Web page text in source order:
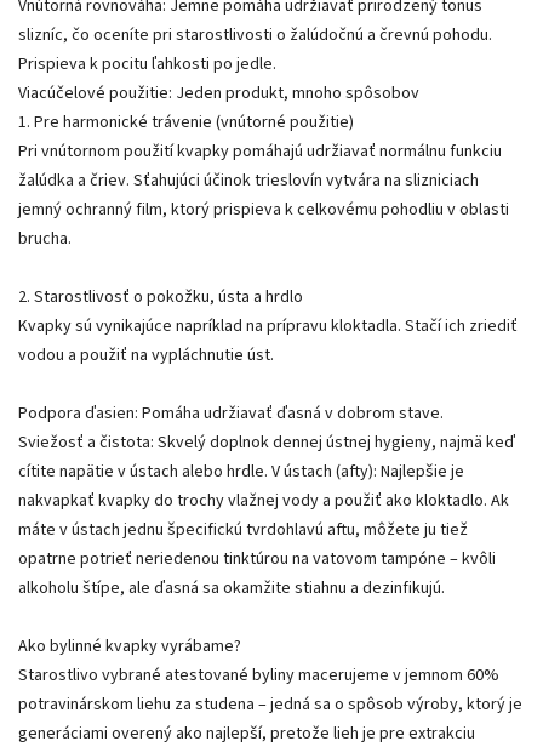
Vnútorná rovnováha: Jemne pomáha udržiavať prirodzený tonus
slizníc, čo oceníte pri starostlivosti o žalúdočnú a črevnú pohodu.
Prispieva k pocitu ľahkosti po jedle.
Viacúčelové použitie: Jeden produkt, mnoho spôsobov
1. Pre harmonické trávenie (vnútorné použitie)
Pri vnútornom použití kvapky pomáhajú udržiavať normálnu funkciu
žalúdka a čriev. Sťahujúci účinok trieslovín vytvára na slizniciach
jemný ochranný film, ktorý prispieva k celkovému pohodliu v oblasti
brucha.
2. Starostlivosť o pokožku, ústa a hrdlo
Kvapky sú vynikajúce napríklad na prípravu kloktadla. Stačí ich zriediť
vodou a použiť na vypláchnutie úst.
Podpora ďasien: Pomáha udržiavať ďasná v dobrom stave.
Sviežosť a čistota: Skvelý doplnok dennej ústnej hygieny, najmä keď
cítite napätie v ústach alebo hrdle. V ústach (afty): Najlepšie je
nakvapkať kvapky do trochy vlažnej vody a použiť ako kloktadlo. Ak
máte v ústach jednu špecifickú tvrdohlavú aftu, môžete ju tiež
opatrne potrieť neriedenou tinktúrou na vatovom tampóne – kvôli
alkoholu štípe, ale ďasná sa okamžite stiahnu a dezinfikujú.
Ako bylinné kvapky vyrábame?
Starostlivo vybrané atestované byliny macerujeme v jemnom 60%
potravinárskom liehu za studena – jedná sa o spôsob výroby, ktorý je
generáciami overený ako najlepší, pretože lieh je pre extrakciu